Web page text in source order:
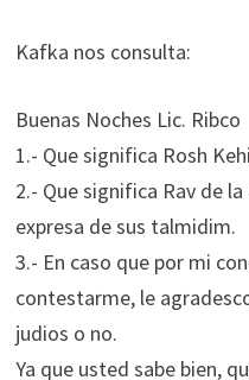
Kafka nos consulta:
Buenas Noches Lic. Ribco
1.- Que significa Rosh
2.- Que significa Rav de
expresa de sus talmidim.
3.- En caso que por mi
contestarme, le
judios o no.
Ya que usted sabe bien,